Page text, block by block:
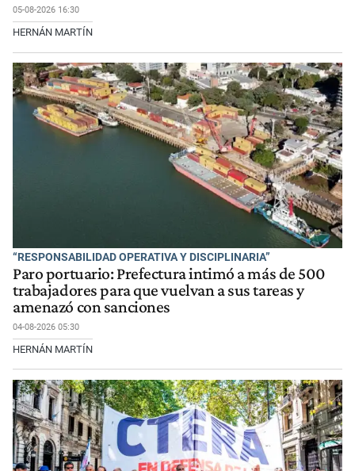
05-08-2026 16:30
HERNÁN MARTÍN
“RESPONSABILIDAD OPERATIVA Y DISCIPLINARIA”
Paro portuario: Prefectura intimó a más de 500
trabajadores para que vuelvan a sus tareas y
amenazó con sanciones
04-08-2026 05:30
HERNÁN MARTÍN